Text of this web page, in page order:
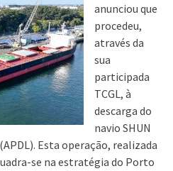
anunciou que
procedeu,
através da
sua
participada
TCGL, à
descarga do
navio SHUN
Esta operação, realizada
se na estratégia do Porto